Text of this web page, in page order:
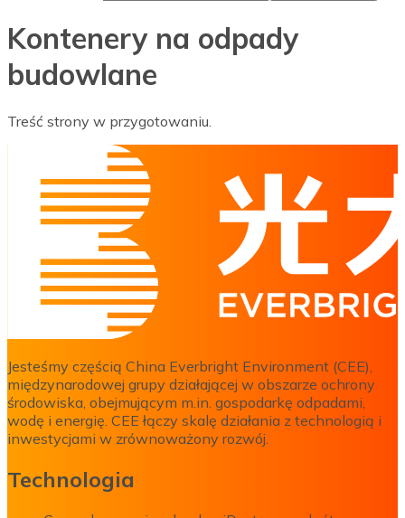
Kontenery na odpady
budowlane
Treść strony w przygotowaniu.
Jesteśmy częścią China Everbright Environment (CEE),
międzynarodowej grupy działającej w obszarze ochrony
środowiska, obejmującym m.in. gospodarkę odpadami,
wodę i energię. CEE łączy skalę działania z technologią i
inwestycjami w zrównoważony rozwój.
Technologia